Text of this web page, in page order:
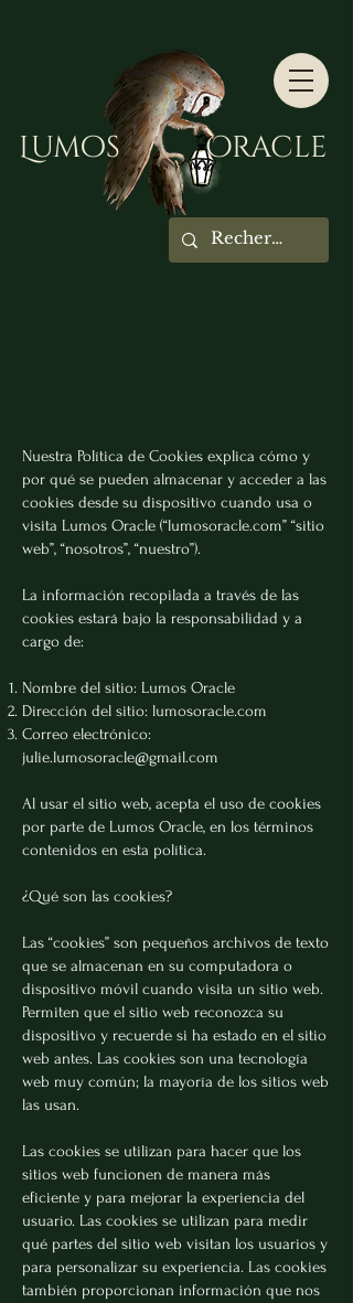
Lumos Oracle
Nuestra Política de Cookies explica cómo y
por qué se pueden almacenar y acceder a las
cookies desde su dispositivo cuando usa o
visita Lumos Oracle (“lumosoracle.com” “sitio
web”, “nosotros”, “nuestro”).
La información recopilada a través de las
cookies estará bajo la responsabilidad y a
cargo de:
Nombre del sitio: Lumos Oracle
Dirección del sitio: lumosoracle.com
Correo electrónico:
julie.lumosoracle@gmail.com
Al usar el sitio web, acepta el uso de cookies
por parte de Lumos Oracle, en los términos
contenidos en esta política.
¿Qué son las cookies?
Las “cookies” son pequeños archivos de texto
que se almacenan en su computadora o
dispositivo móvil cuando visita un sitio web.
Permiten que el sitio web reconozca su
dispositivo y recuerde si ha estado en el sitio
web antes. Las cookies son una tecnología
web muy común; la mayoría de los sitios web
las usan.
Las cookies se utilizan para hacer que los
sitios web funcionen de manera más
eficiente y para mejorar la experiencia del
usuario. Las cookies se utilizan para medir
qué partes del sitio web visitan los usuarios y
para personalizar su experiencia. Las cookies
también proporcionan información que nos